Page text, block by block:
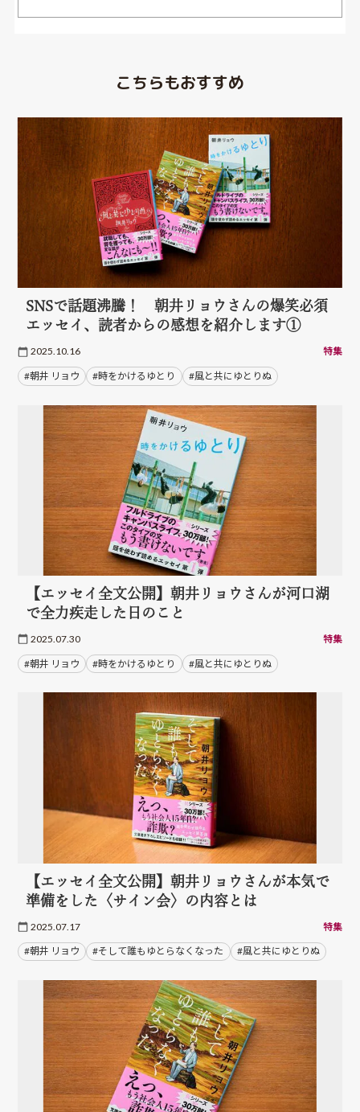
こちらもおすすめ
SNSで話題沸騰！ 朝井リョウさんの爆笑必須
エッセイ、読者からの感想を紹介します①
2025.10.16 特集
#朝井 リョウ #時をかけるゆとり #風と共にゆとりぬ
【エッセイ全文公開】朝井リョウさんが河口湖
で全力疾走した日のこと
2025.07.30 特集
#朝井 リョウ #時をかけるゆとり #風と共にゆとりぬ
【エッセイ全文公開】朝井リョウさんが本気で
準備をした〈サイン会〉の内容とは
2025.07.17 特集
#朝井 リョウ #そして誰もゆとらなくなった #風と共にゆとりぬ